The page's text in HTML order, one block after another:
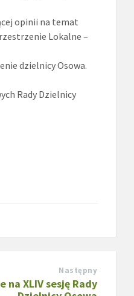
opinii na temat
Lokalne –
dzielnicy Osowa.
Rady Dzielnicy
Następny
na XLIV sesję Rady